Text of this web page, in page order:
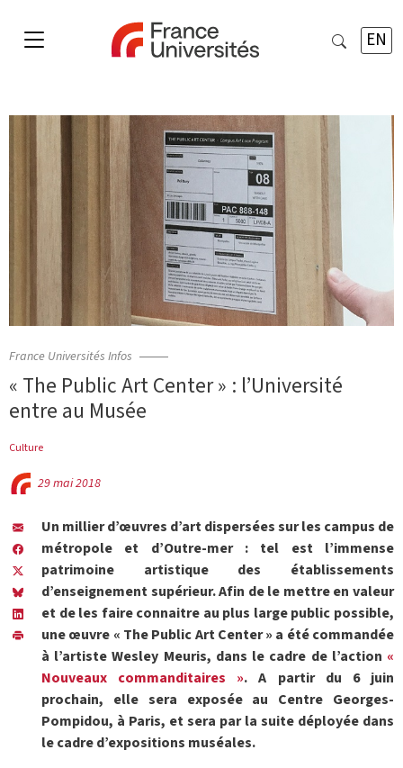
EN
France Universités Infos
« The Public Art Center » : l’Université
entre au Musée
Culture
29 mai 2018
Un millier d’œuvres d’art dispersées sur les campus de
métropole et d’Outre-mer : tel est l’immense
patrimoine artistique des établissements
d’enseignement supérieur. Afin de le mettre en valeur
et de les faire connaitre au plus large public possible,
une œuvre « The Public Art Center » a été commandée
à l’artiste Wesley Meuris, dans le cadre de l’action «
Nouveaux commanditaires ». A partir du 6 juin
prochain, elle sera exposée au Centre Georges-
Pompidou, à Paris, et sera par la suite déployée dans
le cadre d’expositions muséales.